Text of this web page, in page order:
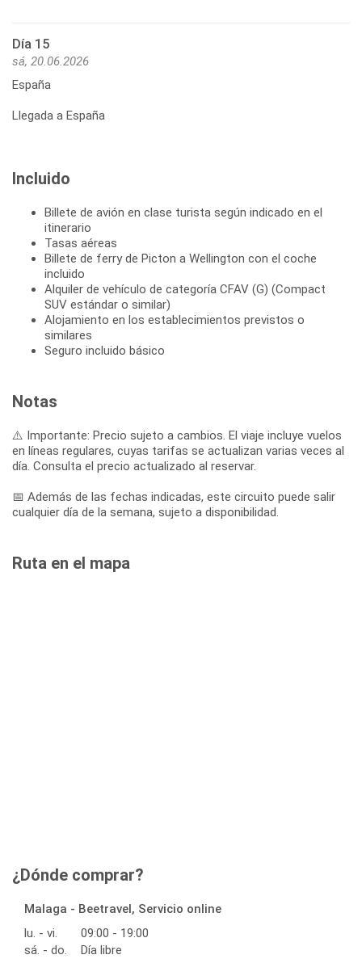
Día 15
sá, 20.06.2026
España
Llegada a España
Incluido
Billete de avión en clase turista según indicado en el
itinerario
Tasas aéreas
Billete de ferry de Picton a Wellington con el coche
incluido
Alquiler de vehículo de categoría CFAV (G) (Compact
SUV estándar o similar)
Alojamiento en los establecimientos previstos o
similares
Seguro incluido básico
Notas
⚠️ Importante: Precio sujeto a cambios. El viaje incluye vuelos
en líneas regulares, cuyas tarifas se actualizan varias veces al
día. Consulta el precio actualizado al reservar.
📅 Además de las fechas indicadas, este circuito puede salir
cualquier día de la semana, sujeto a disponibilidad.
Ruta en el mapa
¿Dónde comprar?
Malaga - Beetravel, Servicio online
lu. - vi.
09:00 - 19:00
sá. - do.
Día libre